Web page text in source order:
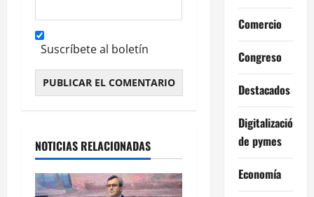
Suscríbete al boletín
NOTICIAS RELACIONADAS
Comercio
Congreso
Destacados
Digitalización
de pymes
Economía